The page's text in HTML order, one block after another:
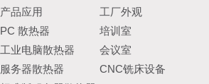
产品应用
PC 散热器
工业电脑散热器
服务器散热器
工厂外观
培训室
会议室
CNC铣床设备